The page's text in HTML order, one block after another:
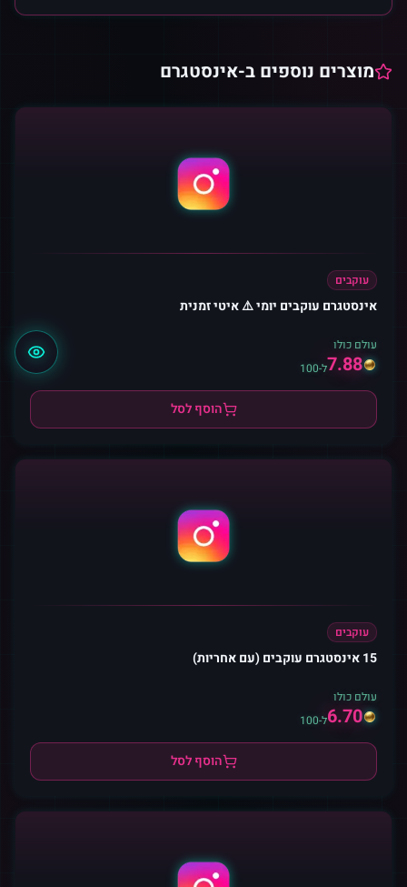
מוצרים נוספים ב-אינסטגרם
עוקבים
אינסטגרם עוקבים יומי ⚠️ איטי זמנית
עולם כולו
7.88ל-100
הוסף לסל
עוקבים
15 אינסטגרם עוקבים (עם אחריות)
עולם כולו
6.70ל-100
הוסף לסל